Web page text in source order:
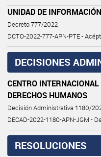
UNIDAD DE
Decreto 777/2022
DCTO-2022-777-APN-PTE -
DECISIONES
CENTRO
DERECHOS HUMANOS
Decisión Administrativa 1180/
DECAD-2022-1180-APN-JGM -
RESOLUCIONES